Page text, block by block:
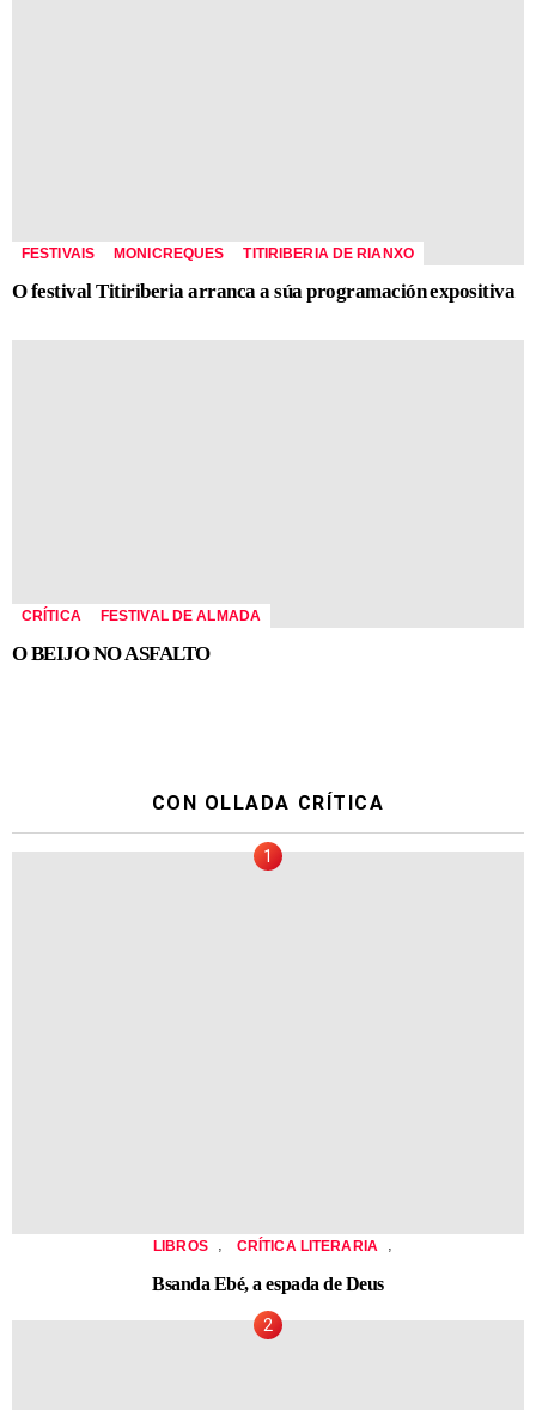
FESTIVAIS MONICREQUES TITIRIBERIA DE RIANXO
O festival Titiriberia arranca a súa programación expositiva
CRÍTICA FESTIVAL DE ALMADA
O BEIJO NO ASFALTO
CON OLLADA CRÍTICA
LIBROS , CRÍTICA LITERARIA ,
Bsanda Ebé, a espada de Deus